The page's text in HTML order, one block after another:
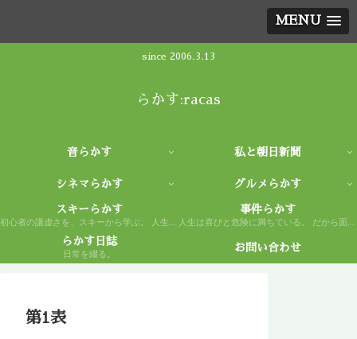
MENU
since 2006.3.13
らかす:racas
音らかす 私と朝日新聞
シネマらかす グルメらかす
スキーらかす
初心者の謙虚さを、スキーから学ぶ。 人生もまた然り。
事件らかす
人生は喜びと危険に満ちている。 だから面白い。
らかす日誌
日常を綴る。
お問い合わせ
第1表